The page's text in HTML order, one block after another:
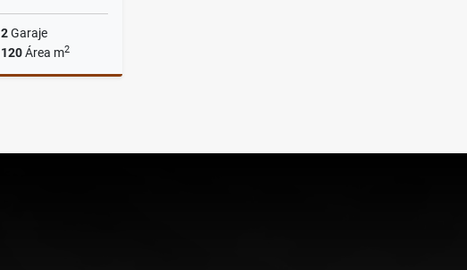
2Garaje
120Área m2